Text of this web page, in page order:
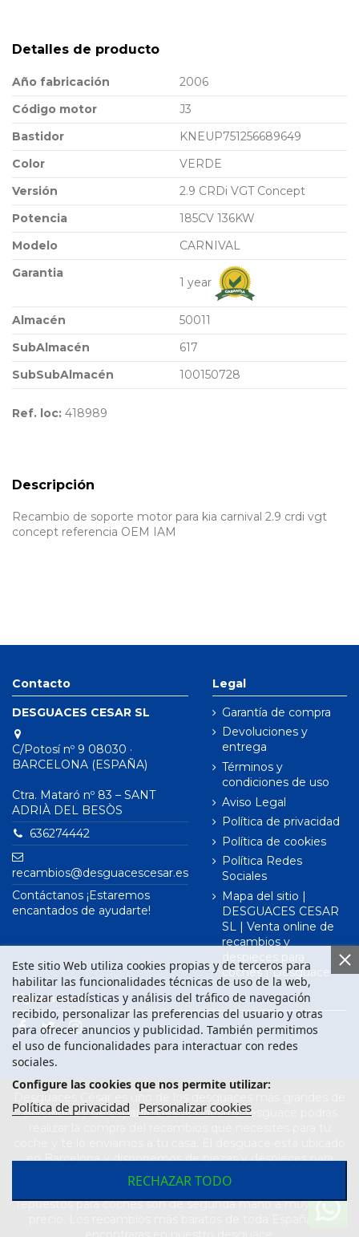
Detalles de producto
Año fabricación
2006
Código motor
J3
Bastidor
KNEUP751256689649
Color
VERDE
Versión
2.9 CRDi VGT Concept
Potencia
185CV 136KW
Modelo
CARNIVAL
Garantia
1 year
Almacén
50011
SubAlmacén
617
SubSubAlmacén
100150728
Ref. loc: 418989
Descripción
Recambio de soporte motor para kia carnival 2.9 crdi vgt
concept referencia OEM IAM
Contacto
DESGUACES CESAR SL
C/Potosí nº 9 08030 ·
BARCELONA (ESPAÑA)
Ctra. Mataró nº 83 – SANT
ADRIÀ DEL BESÒS
636274442
recambios@desguacescesar.es
Contáctanos ¡Estaremos
encantados de ayudarte!
Legal
Garantía de compra
Devoluciones y
entrega
Términos y
condiciones de uso
Aviso Legal
Política de privacidad
Política de cookies
Política Redes
Sociales
Mapa del sitio |
DESGUACES CESAR
SL | Venta online de
recambios y
despieces para
coches | Desguace
Este sitio Web utiliza cookies propias y de terceros para
habilitar las funcionalidades técnicas de uso de la web,
realizar estadísticas y análisis del tráfico de navegación
recibido, personalizar las preferencias del usuario y otras
para ofrecer anuncios y publicidad. También permitimos
el uso de funcionalidades para interactuar con redes
sociales.
Configure las cookies que nos permite utilizar:
Política de privacidad Personalizar cookies
RECHAZAR TODO
Síguenos en
Barcelona y de España. Desde nuestro desguace podrás
en Barcelona y disponemos de piezas y despieces para
todas las marcas de vehículos. Compra el recambio que
necesitas para tu coche en nuestro desguace. Los
repuestos para coches son de segunda mano a muy buen